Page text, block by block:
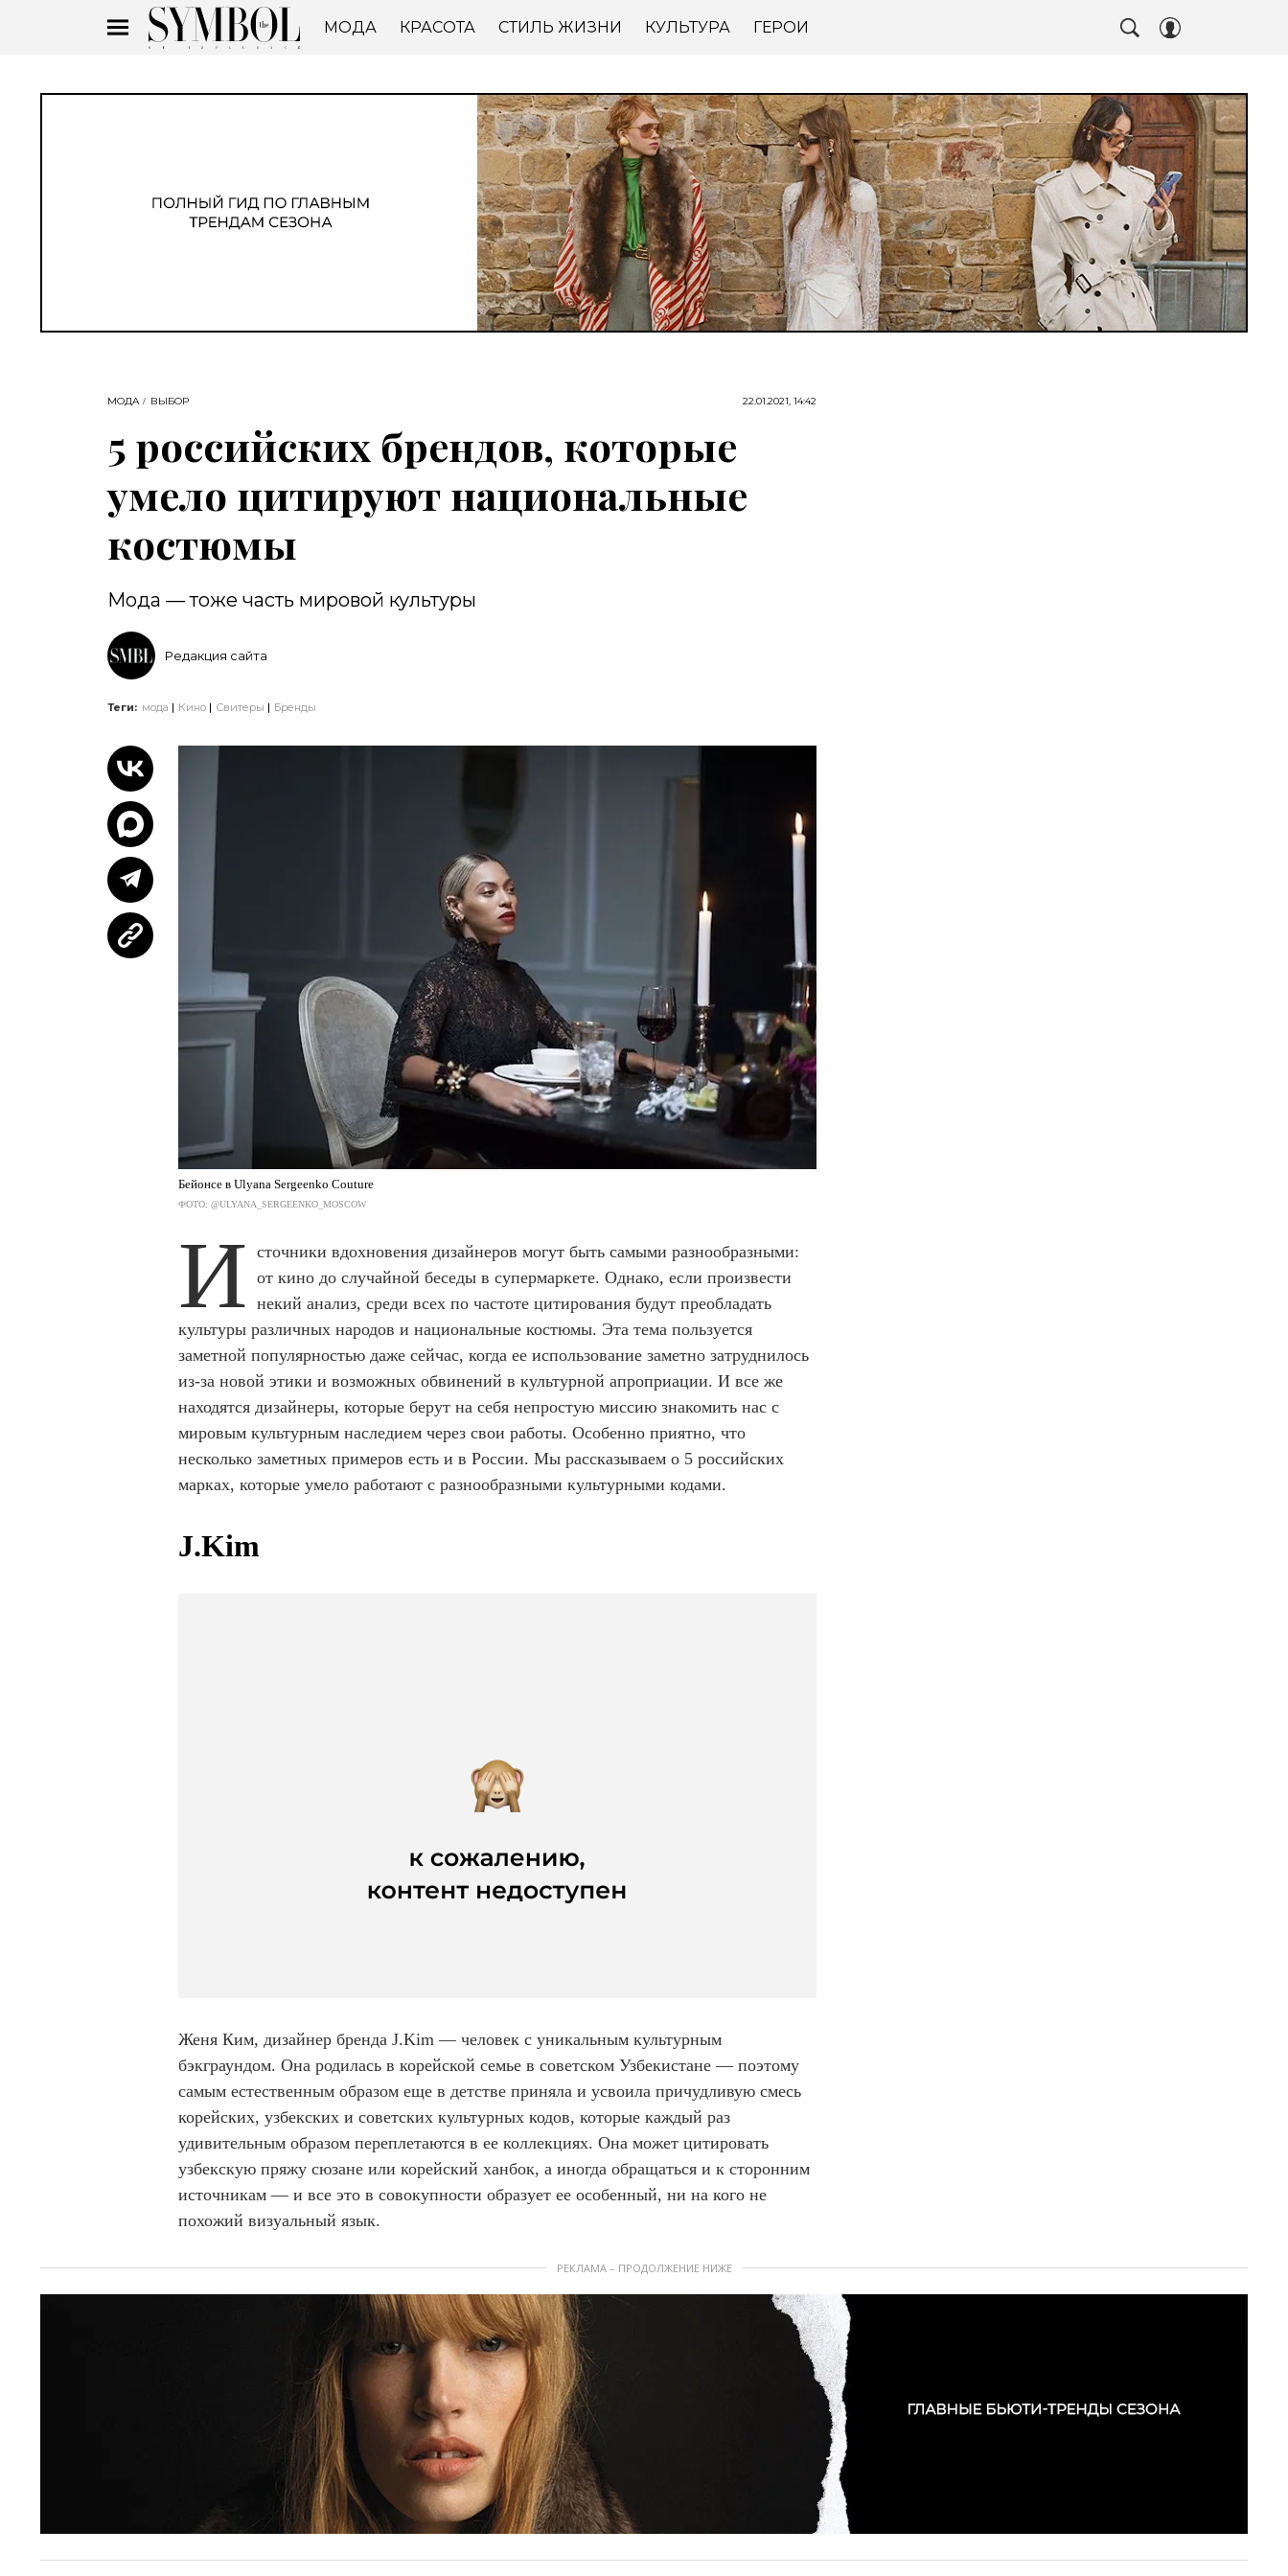
МОДА КРАСОТА СТИЛЬ ЖИЗНИ КУЛЬТУРА ГЕРОИ
МОДА ВЫБОР 22.01.2021, 14:42
5 российских брендов, которые
умело цитируют национальные
костюмы
Мода — тоже часть мировой культуры
Редакция сайта
Теги: мода Кино Свитеры Бренды
Бейонсе в Ulyana Sergeenko Couture
ФОТО: @ULYANA_SERGEENKO_MOSCOW
И сточники вдохновения дизайнеров могут быть самыми разнообразными:
от кино до случайной беседы в супермаркете. Однако, если произвести
некий анализ, среди всех по частоте цитирования будут преобладать
культуры различных народов и национальные костюмы. Эта тема пользуется
заметной популярностью даже сейчас, когда ее использование заметно затруднилось
из-за новой этики и возможных обвинений в культурной апроприации. И все же
находятся дизайнеры, которые берут на себя непростую миссию знакомить нас с
мировым культурным наследием через свои работы. Особенно приятно, что
несколько заметных примеров есть и в России. Мы рассказываем о 5 российских
марках, которые умело работают с разнообразными культурными кодами.
J.Kim
Женя Ким, дизайнер бренда J.Kim — человек с уникальным культурным
бэкграундом. Она родилась в корейской семье в советском Узбекистане — поэтому
самым естественным образом еще в детстве приняла и усвоила причудливую смесь
корейских, узбекских и советских культурных кодов, которые каждый раз
удивительным образом переплетаются в ее коллекциях. Она может цитировать
узбекскую пряжу сюзане или корейский ханбок, а иногда обращаться и к сторонним
источникам — и все это в совокупности образует ее особенный, ни на кого не
похожий визуальный язык.
РЕКЛАМА – ПРОДОЛЖЕНИЕ НИЖЕ